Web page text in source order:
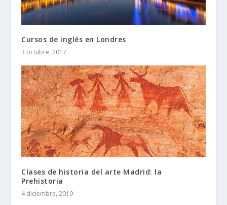
Cursos de inglés en Londres
3 octubre, 2017
Clases de historia del arte Madrid: la
Prehistoria
4 diciembre, 2019